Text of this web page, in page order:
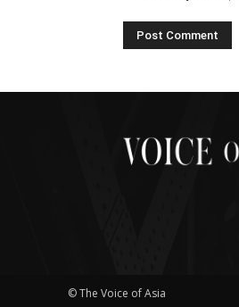
© The Voice of Asia